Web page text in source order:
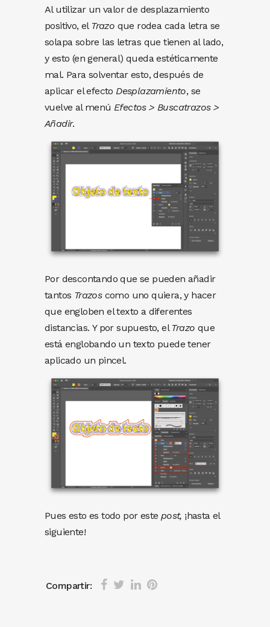
Al utilizar un valor de desplazamiento
positivo, el Trazo que rodea cada letra se
solapa sobre las letras que tienen al lado,
y esto (en general) queda estéticamente
mal. Para solventar esto, después de
aplicar el efectoDesplazamiento, se
vuelve al menúEfectos > Buscatrazos >
Añadir.
Por descontando que se pueden añadir
tantos Trazoscomo uno quiera, y hacer
que engloben el texto a diferentes
distancias. Y por supuesto, elTrazo que
está englobando un texto puede tener
aplicado un pincel.
Pues esto es todo por este post, ¡hasta el
siguiente!
Compartir: